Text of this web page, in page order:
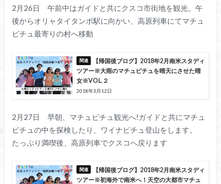
2月26日 午前中はガイドと共にクスコ市街地を観光。午
後からオリャタイタンボ駅に向かい、高原列車にてマチュ
ピチュ最寄りの村へ移動
【帰国後ブログ】2018年2月南米スタディ
ツアー※大雨のマチュピチュを晴天にさせた晴
女※VOL.２
2018年3月12日
2月27日 早朝、マチュピチュ観光へ!ガイドと共にマチュ
ピチュの中を探検したり、ワイナピチュ登山をします。
たっぷり満喫後、高原列車でクスコへ戻ります
【帰国後ブログ】2018年2月南米スタディ
ツアー※初海外で南米へ！天空の大都市マチュ